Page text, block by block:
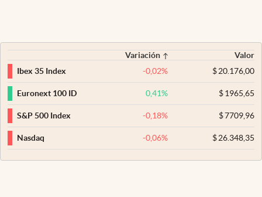
Variación
Valor
Ibex 35 Index
-0,02% $20.176,00
Euronext 100 ID 0,41% $1965,65
S&P 500 Index -0,18% $7709,96
Nasdaq -0,06% $26.348,35